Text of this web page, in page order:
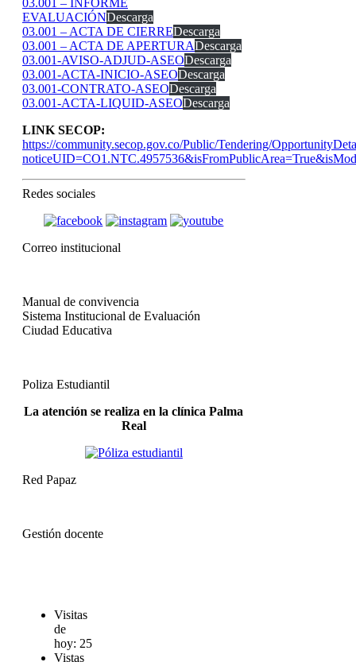
EVALUACIÓNDescarga
03.001 – ACTA DE CIERREDescarga
03.001 – ACTA DE APERTURADescarga
03.001-AVISO-ADJUD-ASEODescarga
03.001-ACTA-INICIO-ASEODescarga
03.001-CONTRATO-ASEODescarga
03.001-ACTA-LIQUID-ASEODescarga
LINK SECOP:
https://community.secop.gov.co/Public/Tendering/
Redes sociales
Correo institucional
Manual de convivencia
Sistema Institucional de Evaluación
Ciudad Educativa
Poliza Estudiantil
La atención se realiza en la clínica Palma
Real
Red Papaz
Gestión docente
Visitas
de
hoy: 25
Vistas